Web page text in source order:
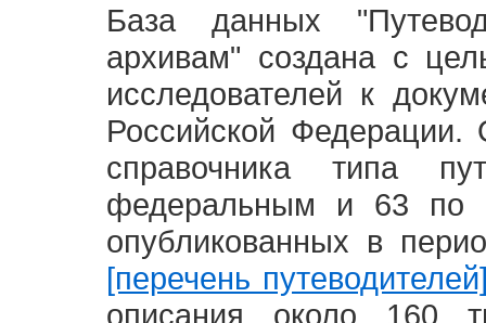
База данных
архивам" создана с
исследователей к
Российской
справочника типа
федеральным и 63 по
опубликованных в
[перечень
описания около 160